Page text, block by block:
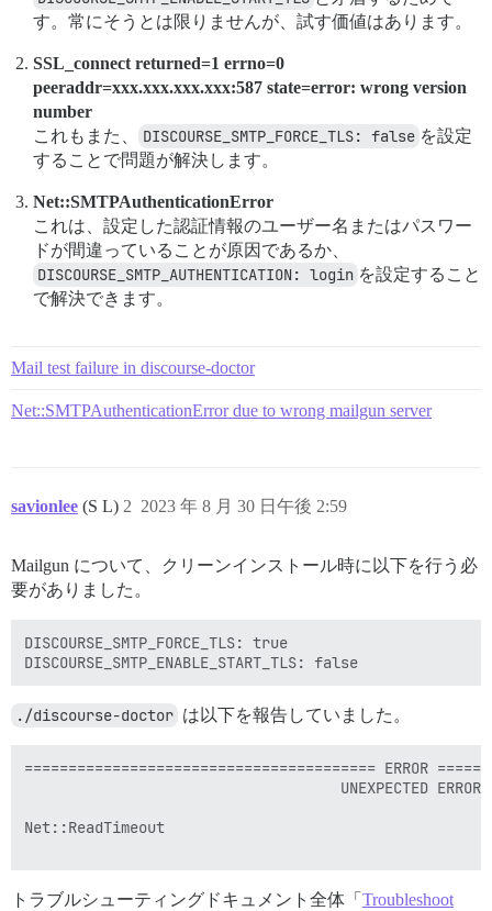
す。常にそうとは限りませんが、試す価値はあります。
SSL_connect returned=1 errno=0
peeraddr=xxx.xxx.xxx.xxx:587 state=error: wrong version
number
これもまた、
DISCOURSE_SMTP_FORCE_TLS: false を設定
することで問題が解決します。
Net::SMTPAuthenticationError
これは、設定した認証情報のユーザー名またはパスワー
ドが間違っていることが原因であるか、
DISCOURSE_SMTP_AUTHENTICATION: login を設定すること
で解決できます。
Mail test failure in discourse-doctor
Net::SMTPAuthenticationError due to wrong mailgun server
savionlee (S L) 2023 年 8 月 30 日午後 2:59
2
Mailgun について、クリーンインストール時に以下を行う必
要がありました。
DISCOURSE_SMTP_FORCE_TLS: true
./discourse-doctor は以下を報告していました。
======================================== ERROR
                                    UNEXPECTED ERROR
Net::ReadTimeout
トラブルシューティングドキュメント全体「 Troubleshoot